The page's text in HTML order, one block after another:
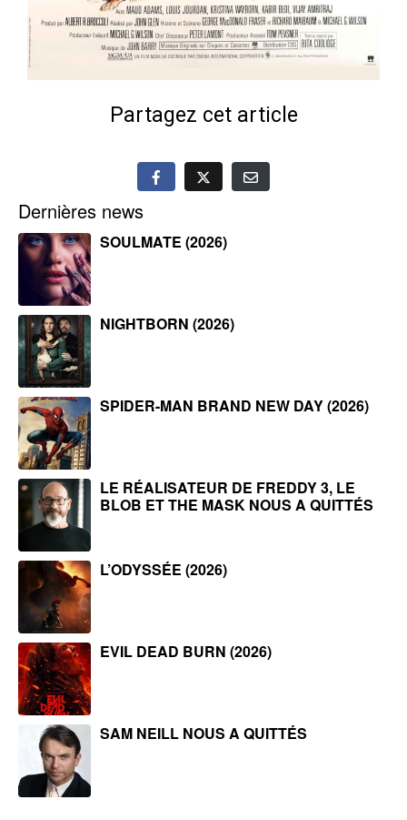
Partagez cet article
Dernières news
SOULMATE (2026)
NIGHTBORN (2026)
SPIDER-MAN BRAND NEW DAY (2026)
LE RÉALISATEUR DE FREDDY 3, LE
BLOB ET THE MASK NOUS A QUITTÉS
L’ODYSSÉE (2026)
EVIL DEAD BURN (2026)
SAM NEILL NOUS A QUITTÉS